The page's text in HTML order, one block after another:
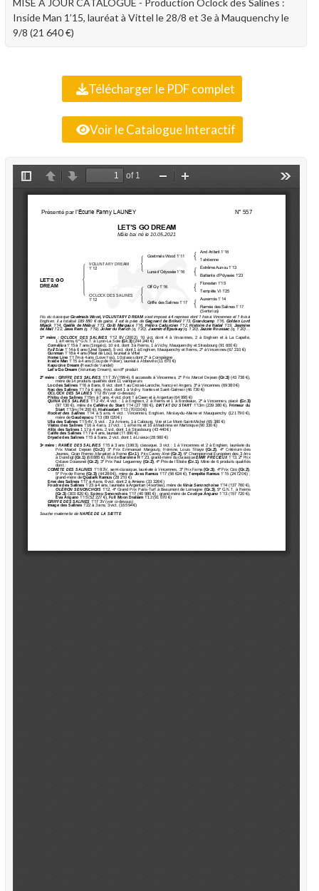
Inside Man 1’15, lauréat à Vittel le 28/8 et 3e à Mauquenchy le
9/8 (21 640 €)
Télécharger le PDF complet
Voir le Catalogue Interactif